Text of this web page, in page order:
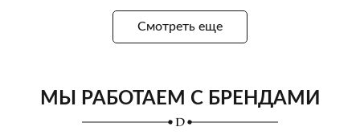
Смотреть еще
МЫ РАБОТАЕМ С БРЕНДАМИ